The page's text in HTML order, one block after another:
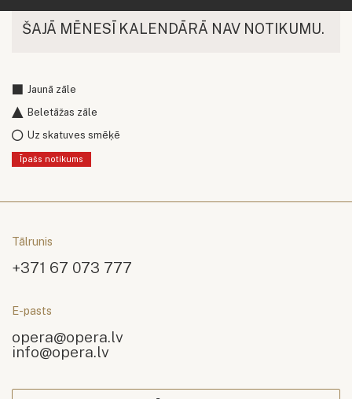
ŠAJĀ MĒNESĪ KALENDĀRĀ NAV NOTIKUMU.
Jaunā zāle
Beletāžas zāle
Uz skatuves smēķē
Īpašs notikums
Tālrunis
+371 67 073 777
E-pasts
opera@opera.lv
info@opera.lv